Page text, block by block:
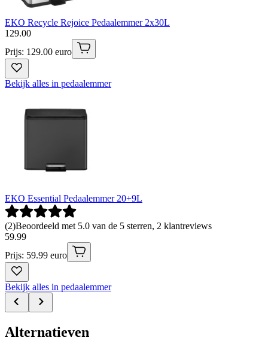
EKO Recycle Rejoice Pedaalemmer 2x30L
129.00
Prijs: 129.00 euro
Bekijk alles in pedaalemmer
EKO Essential Pedaalemmer 20+9L
(2)Beoordeeld met 5.0 van de 5 sterren, 2 klantreviews
59.99
Prijs: 59.99 euro
Bekijk alles in pedaalemmer
Alternatieven